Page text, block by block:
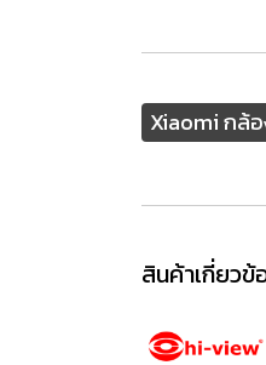
Xiaomi กล้
สินค้าเกี่ยวข้